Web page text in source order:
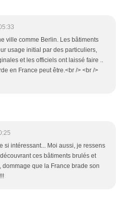
ville comme Berlin. Les bâtiments
usage initial par des particuliers,
et les officiels ont laissé faire ..
en France peut être.<br /> <br />
si intéressant... Moi aussi, je ressens
ces bâtiments brulés et
dommage que la France brade son